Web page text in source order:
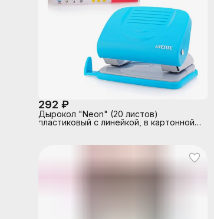
292 ₽
Дырокол "Neon" (20 листов)
пластиковый с линейкой, в картонной